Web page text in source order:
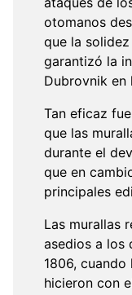
otomanos
que la
garantizó la
Dubrovnik en
Tan eficaz
que las
durante el
que en
principales
Las murallas
asedios a los
1806,
hicieron con